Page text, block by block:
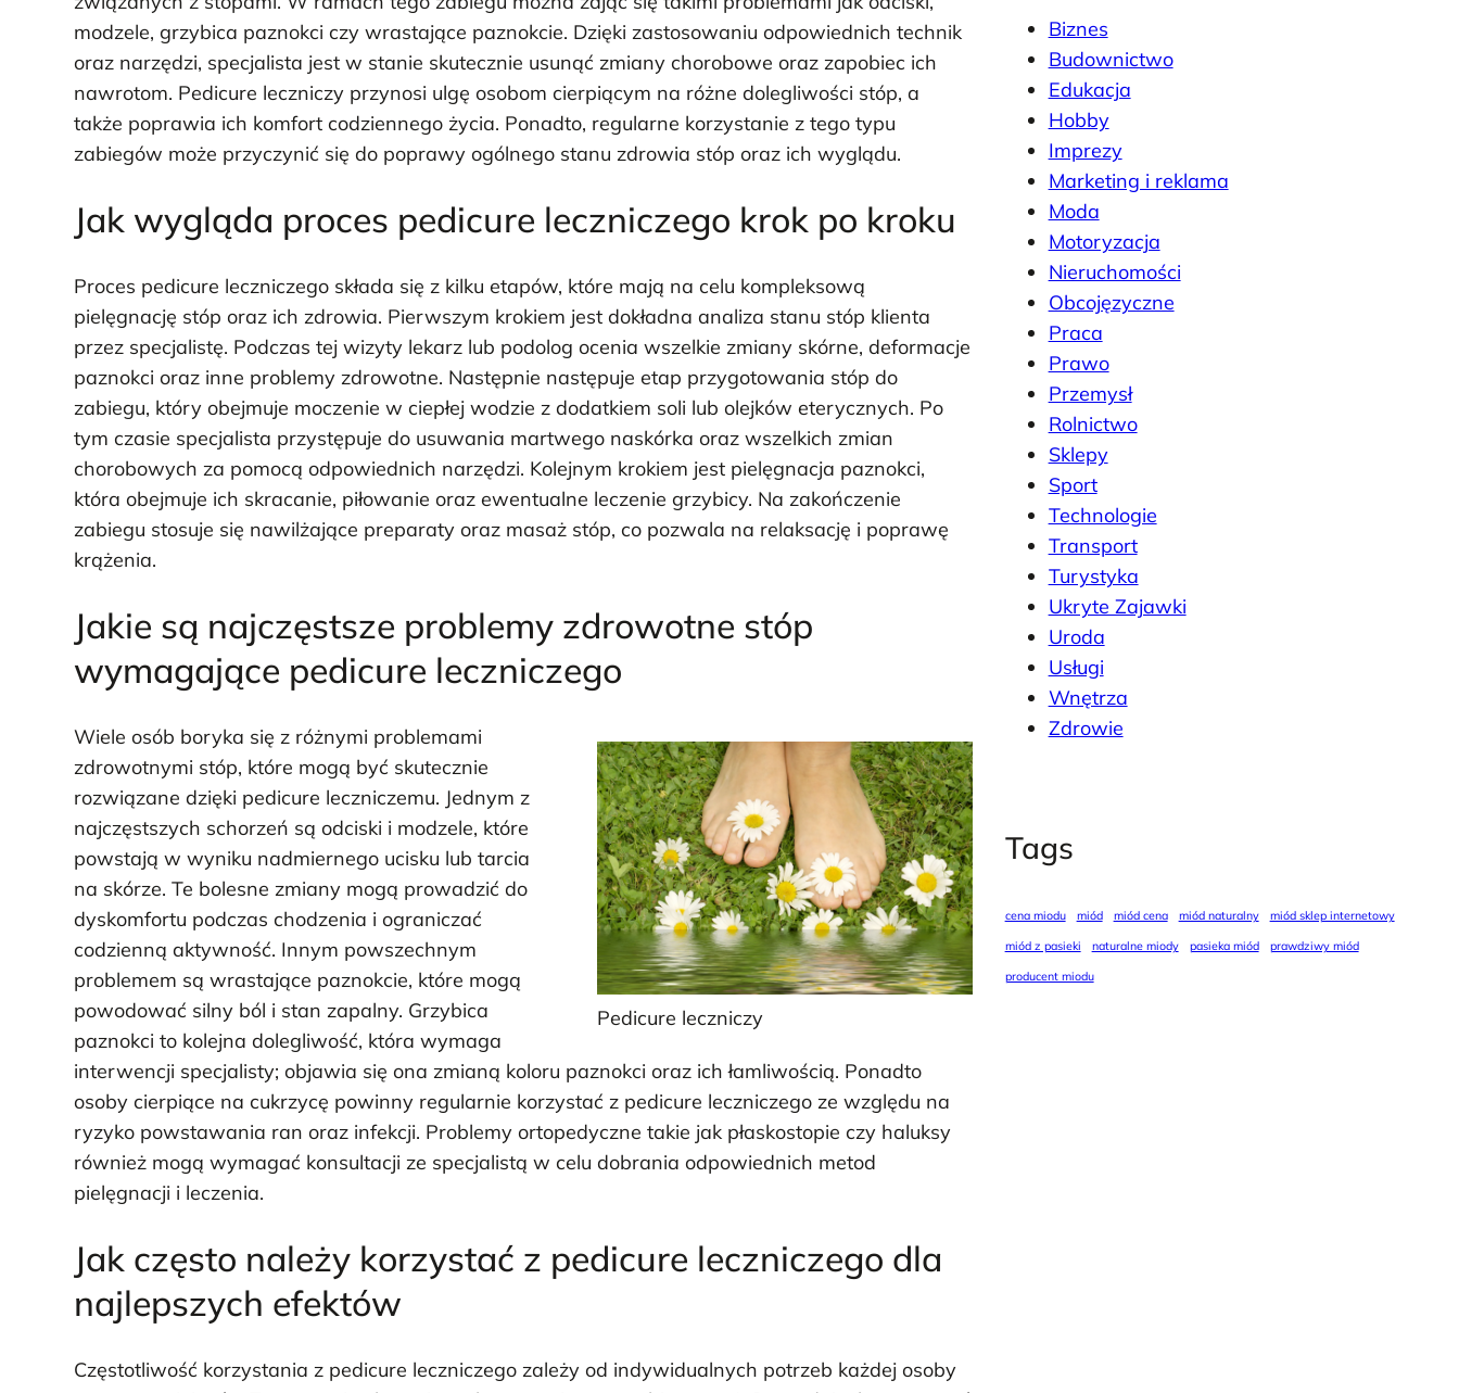
modzele, grzybica paznokci czy wrastające paznokcie. Dzięki zastosowaniu odpowiednich technik
oraz narzędzi, specjalista jest w stanie skutecznie usunąć zmiany chorobowe oraz zapobiec ich
nawrotom. Pedicure leczniczy przynosi ulgę osobom cierpiącym na różne dolegliwości stóp, a
także poprawia ich komfort codziennego życia. Ponadto, regularne korzystanie z tego typu
zabiegów może przyczynić się do poprawy ogólnego stanu zdrowia stóp oraz ich wyglądu.
Jak wygląda proces pedicure leczniczego krok po kroku
Proces pedicure leczniczego składa się z kilku etapów, które mają na celu kompleksową
pielęgnację stóp oraz ich zdrowia. Pierwszym krokiem jest dokładna analiza stanu stóp klienta
przez specjalistę. Podczas tej wizyty lekarz lub podolog ocenia wszelkie zmiany skórne, deformacje
paznokci oraz inne problemy zdrowotne. Następnie następuje etap przygotowania stóp do
zabiegu, który obejmuje moczenie w ciepłej wodzie z dodatkiem soli lub olejków eterycznych. Po
tym czasie specjalista przystępuje do usuwania martwego naskórka oraz wszelkich zmian
chorobowych za pomocą odpowiednich narzędzi. Kolejnym krokiem jest pielęgnacja paznokci,
która obejmuje ich skracanie, piłowanie oraz ewentualne leczenie grzybicy. Na zakończenie
zabiegu stosuje się nawilżające preparaty oraz masaż stóp, co pozwala na relaksację i poprawę
krążenia.
Jakie są najczęstsze problemy zdrowotne stóp
wymagające pedicure leczniczego
Pedicure leczniczy
Wiele osób boryka się z różnymi problemami
zdrowotnymi stóp, które mogą być skutecznie
rozwiązane dzięki pedicure leczniczemu. Jednym z
najczęstszych schorzeń są odciski i modzele, które
powstają w wyniku nadmiernego ucisku lub tarcia
na skórze. Te bolesne zmiany mogą prowadzić do
dyskomfortu podczas chodzenia i ograniczać
codzienną aktywność. Innym powszechnym
problemem są wrastające paznokcie, które mogą
powodować silny ból i stan zapalny. Grzybica
paznokci to kolejna dolegliwość, która wymaga
interwencji specjalisty; objawia się ona zmianą koloru paznokci oraz ich łamliwością. Ponadto
osoby cierpiące na cukrzycę powinny regularnie korzystać z pedicure leczniczego ze względu na
ryzyko powstawania ran oraz infekcji. Problemy ortopedyczne takie jak płaskostopie czy haluksy
również mogą wymagać konsultacji ze specjalistą w celu dobrania odpowiednich metod
pielęgnacji i leczenia.
Jak często należy korzystać z pedicure leczniczego dla
najlepszych efektów
Częstotliwość korzystania z pedicure leczniczego zależy od indywidualnych potrzeb każdej osoby
Biznes
Budownictwo
Edukacja
Hobby
Imprezy
Marketing i reklama
Moda
Motoryzacja
Nieruchomości
Obcojęzyczne
Praca
Prawo
Przemysł
Rolnictwo
Sklepy
Sport
Technologie
Transport
Turystyka
Ukryte Zajawki
Uroda
Usługi
Wnętrza
Zdrowie
Tags
cena miodu miód miód cena miód naturalny
miód sklep internetowy
miód z pasieki
naturalne miody pasieka miód
prawdziwy miód
producent miodu